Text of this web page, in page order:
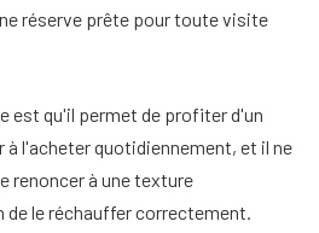
réserve prête pour toute visite
est qu'il permet de profiter d'un
à l'acheter quotidiennement, et il ne
renoncer à une texture
le réchauffer correctement.